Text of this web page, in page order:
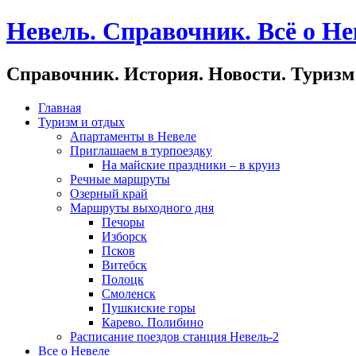
Невель. Справочник. Всё о
Справочник. История. Новости. Туризм
Главная
Туризм и отдых
Апартаменты в Невеле
Приглашаем в турпоездку
На майские праздники – в круиз
Речные маршруты
Озерный край
Маршруты выходного дня
Печоры
Изборск
Псков
Витебск
Полоцк
Смоленск
Пушкиские горы
Карево. Полибино
Расписание поездов станция Невель-2
Все о Невеле